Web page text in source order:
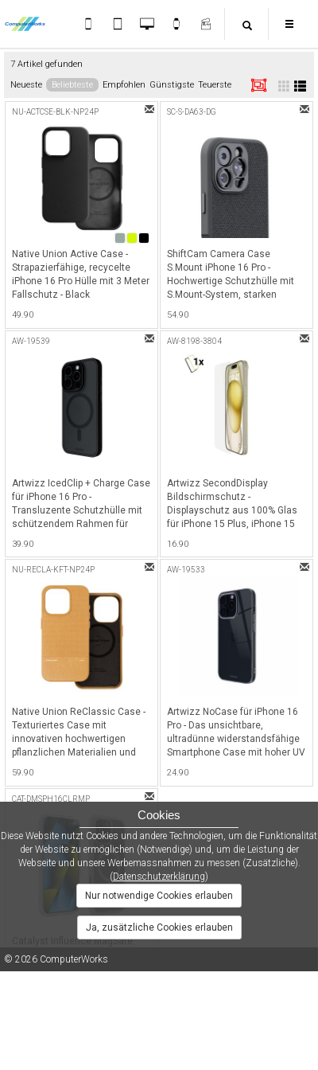
7 Artikel gefunden
Neueste Beliebteste Empfohlen Günstigste Teuerste
NU-ACTCSE-BLK-NP24P
Native Union Active Case -
Strapazierfähige, recycelte
iPhone 16 Pro Hülle mit 3 Meter
Fallschutz - Black
49.90
SC-S-DA63-DG
ShiftCam Camera Case
S.Mount iPhone 16 Pro -
Hochwertige Schutzhülle mit
S.Mount-System, starken
sicheres Fotografie-Erlebnis -
54.90
AW-19539
Artwizz IcedClip + Charge Case
für iPhone 16 Pro -
Transluzente Schutzhülle mit
schützendem Rahmen für
MagSafe - Night-Black
39.90
AW-8198-3804
Artwizz SecondDisplay
Bildschirmschutz -
Displayschutz aus 100% Glas
für iPhone 15 Plus, iPhone 15
Transparent
16.90
NU-RECLA-KFT-NP24P
Native Union ReClassic Case -
Texturiertes Case mit
innovativen hochwertigen
pflanzlichen Materialien und
MagSafe - Kraft
59.90
AW-19533
Artwizz NoCase für iPhone 16
Pro - Das unsichtbare,
ultradünne widerstandsfähige
Smartphone Case mit hoher UV
24.90
CAT-DMSPH16CLRMP
Catalyst Influence MagSafe
Case - Schlankes, zeitloses
und elegantes Case mit
Cookies
Diese Website nutzt Cookies und andere Technologien, um die Funktionalität
der Website zu ermöglichen (Notwendige) und, um die Leistung der
Webseite und unsere Werbemassnahmen zu messen (Zusätzliche).
(Datenschutzerklärung)
Nur notwendige Cookies erlauben
Ja, zusätzliche Cookies erlauben
© 2026 ComputerWorks